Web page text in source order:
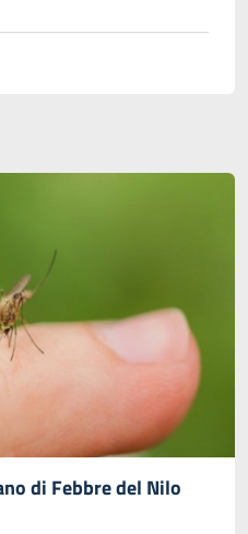
di Febbre del Nilo